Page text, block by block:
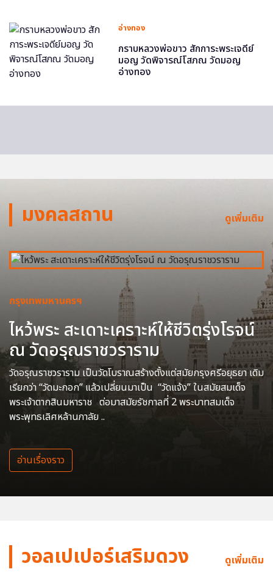
อ่างทอง
กราบหลวงพ่อขาว สักการะพระเจดีย์
มอญ วัดพิจารณ์โสภณ วัดมอญ
อ่างทอง
มงคลสถาน ดูเพิ่มเติม
กรุงเทพมหานครฯ
ไหว้พระ สะเดาะเคราะห์ให้ชีวิตรุ่งโรจน์
ณ วัดอรุณราชวราราม
วัดอรุณราชวราราม เป็นวัดโบราณสร้างตั้งแต่สมัยกรุงศรีอยุธยา เดิม
เรียกว่า “วัดมะกอก” แล้วเปลี่ยนมาเป็น “วัดแจ้ง” ในสมัยสมเด็จ
พระเจ้าตากสินมหาราช ต่อมาสมัยรัชกาลที่ 2 พระบาทสมเด็จ
พระพุทธเลิศหล้านภาลัย ..
อ่านเรื่องราว
วอลเปเปอร์เสริมดวง ดูเพิ่มเติม